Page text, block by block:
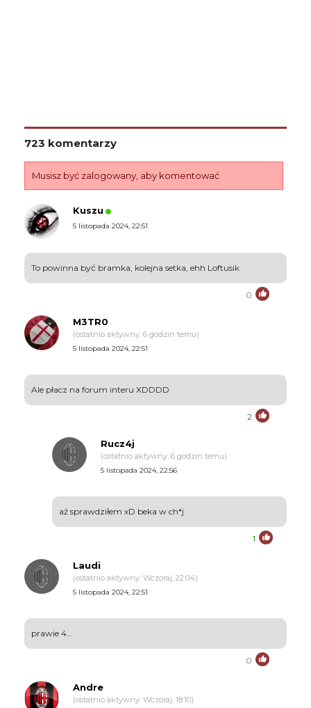
723 komentarzy
Musisz być zalogowany, aby komentować
Kuszu
5 listopada 2024, 22:51
To powinna być bramka, kolejna setka, ehh Loftusik
0
M3TR0
(ostatnio aktywny: 6 godzin temu)
5 listopada 2024, 22:51
Ale płacz na forum interu XDDDD
2
Rucz4j
(ostatnio aktywny: 6 godzin temu)
5 listopada 2024, 22:56
aż sprawdziłem xD beka w ch*j
1
Laudi
(ostatnio aktywny: Wczoraj, 22:04)
5 listopada 2024, 22:51
prawie 4...
0
Andre
(ostatnio aktywny: Wczoraj, 18:10)